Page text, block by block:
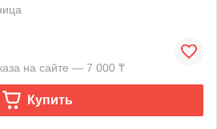
на сайте — 7 000 ₸
Купить